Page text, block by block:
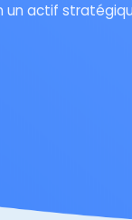
un actif